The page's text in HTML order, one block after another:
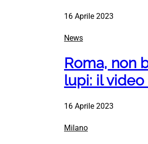
16 Aprile 2023
News
Roma, non
lupi: il
16 Aprile 2023
Milano